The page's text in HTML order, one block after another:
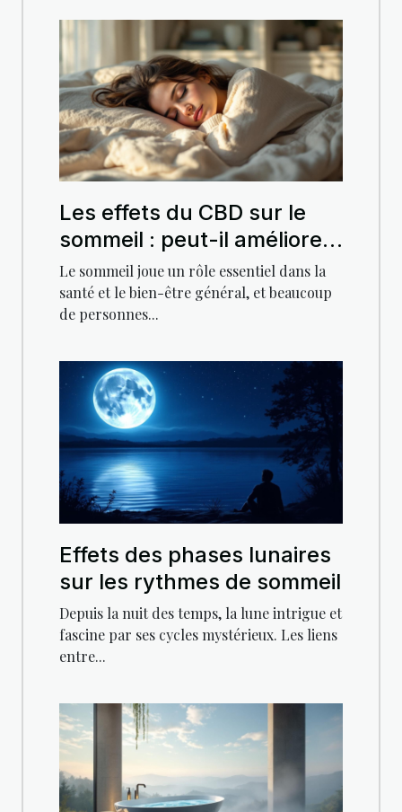
Les effets du CBD sur le
sommeil : peut-il améliorer
vos nuits ?
Le sommeil joue un rôle essentiel dans la
santé et le bien-être général, et beaucoup
de personnes...
Effets des phases lunaires
sur les rythmes de sommeil
Depuis la nuit des temps, la lune intrigue et
fascine par ses cycles mystérieux. Les liens
entre...